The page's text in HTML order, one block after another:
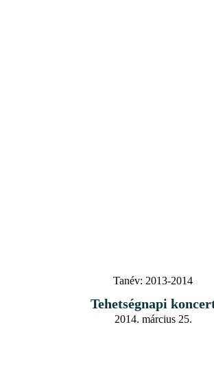
Tanév: 2013-2014
Tehetségnapi
2014. március 25.